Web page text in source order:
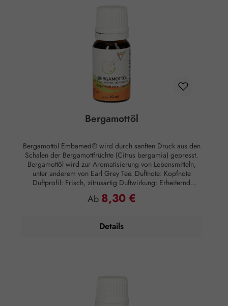
kontrolliert biologischem Anbau ** natürliche Bestandteile
Reichweite von Kindern aufbewahren. Rechtlicher Hinweis:
Sind nicht für die Einnahme geeignet und werden als
Kosmetikum deklariert. Sie unterliegen daher der
Kosmetikverordnung und der EU-Richtlinie für kosmetische
Mittel.
Bergamottöl
Bergamottöl Embamed® wird durch sanften Druck aus den
Schalen der Bergamottfrüchte (Citrus bergamia) gepresst.
Bergamottöl wird zur Aromatisierung von Lebensmitteln,
unter anderem von Earl Grey Tee. Duftnote: Kopfnote
Duftprofil: Frisch, zitrusartig Duftwirkung: Erheiternd
Hautwirkung: Hautberuhigend Anwendung: Kosmetikum zur
Aromapflege der Haut Anwendungsempfehlung: Maximal 2
Bergamottöl ohne Zusätze.
Regulärer Preis:
Ab 8,30 €
Details